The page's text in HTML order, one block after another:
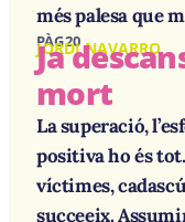
més palesa que
PÀG 20
JORDI NAVARRO
Ja
mort
La superació,
positiva ho és
víctimes,
succeeix.